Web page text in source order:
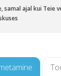
samal ajal kui Teie